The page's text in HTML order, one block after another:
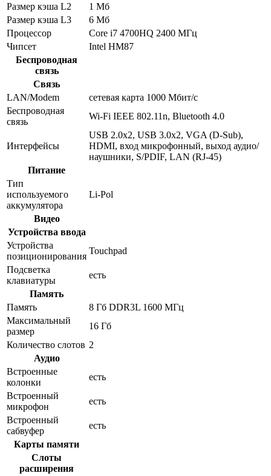
Размер кэша L2
1 Мб
Размер кэша L3
6 Мб
Процессор
Core i7 4700HQ 2400 МГц
Чипсет
Intel HM87
Беспроводная
связь
Связь
LAN/Modem
сетевая карта 1000 Мбит/c
Беспроводная
связь
Wi-Fi IEEE 802.11n, Bluetooth 4.0
Интерфейсы
USB 2.0x2, USB 3.0x2, VGA (D-Sub),
HDMI, вход микрофонный, выход аудио/
наушники, S/PDIF, LAN (RJ-45)
Питание
Тип
используемого
аккумулятора
Li-Pol
Видео
Устройства ввода
Устройства
позиционирования
Touchpad
Подсветка
клавиатуры
есть
Память
Память
8 Гб DDR3L 1600 МГц
Максимальный
размер
16 Гб
Количество слотов 2
Аудио
Встроенные
колонки
есть
Встроенный
микрофон
есть
Встроенный
сабвуфер
есть
Карты памяти
Слоты
расширения